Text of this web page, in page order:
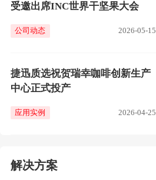
受邀出席INC世界干坚果大会
公司动态 2026-05-15
捷迅质选祝贺瑞幸咖啡创新生产
中心正式投产
应用实例 2026-04-25
解决方案